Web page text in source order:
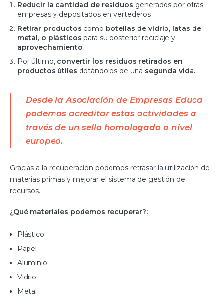
Reducir la cantidad de residuos generados por otras
empresas y depositados en vertederos
Retirar productos como botellas de vidrio, latas de
metal, o plásticos para su posterior reciclaje y
aprovechamiento
Por último, convertir los residuos retirados en
productos útiles dotándolos de una segunda vida.
Desde la Asociación de Empresas Educa
podemos acreditar estas actividades a
través de un sello homologado a nivel
europeo.
Gracias a la recuperación podemos retrasar la utilización de
materias primas y mejorar el sistema de gestión de
recursos.
¿Qué materiales podemos recuperar?:
Plástico
Papel
Aluminio
Vidrio
Metal